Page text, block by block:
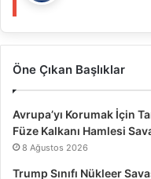
Öne Çıkan Başlıklar
Avrupa’yı Korumak İçin
Füze Kalkanı Hamlesi
8 Ağustos 2026
Trump Sınıfı Nükleer